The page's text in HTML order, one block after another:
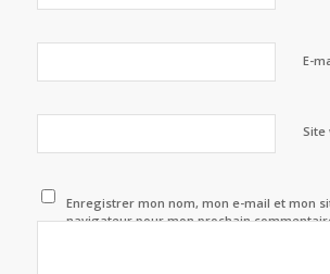
E-
Site
Enregistrer mon nom, mon e-mail et mon
navigateur pour mon prochain